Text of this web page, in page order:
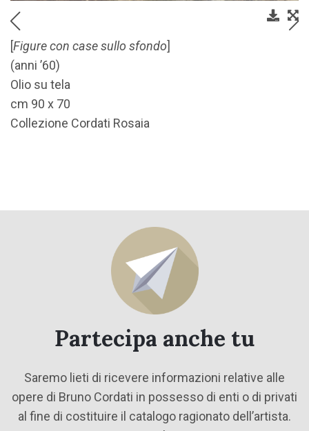
[Figure con case sullo sfondo]
(anni ’60)
Olio su tela
cm 90 x 70
Collezione Cordati Rosaia
Partecipa anche tu
Saremo lieti di ricevere informazioni relative alle
opere di Bruno Cordati in possesso di enti o di privati
al fine di costituire il catalogo ragionato dell’artista.